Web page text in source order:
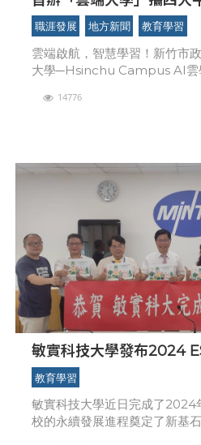
程！竹市邀勞工朋友掌握
職涯發展 地方新聞 教育學習
雲端啟航，智慧學習！新竹市
大學─Hsinchu Campus AI雲
額，歡迎16歲以上設籍或就業
14776
敏實科技大學發布2024
永續新里程
教育學習
敏實科技大學近日完成了2024
校的永續發展進程奠定了新基